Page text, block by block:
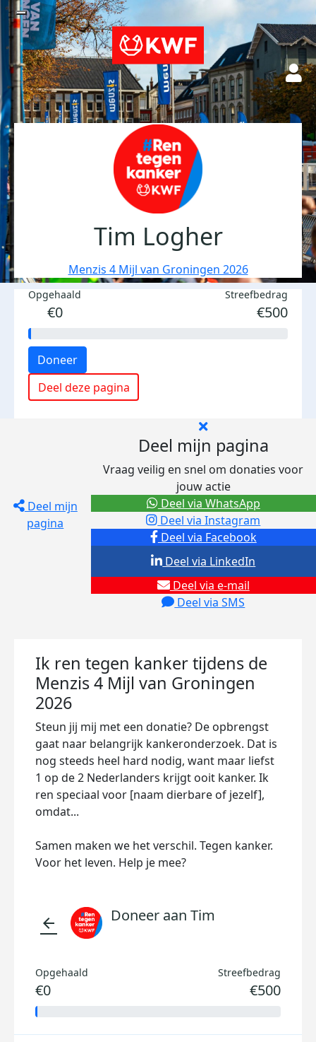
Tim Logher
Menzis 4 Mijl van Groningen 2026
Opgehaald
€0
Streefbedrag
€500
Doneer
Deel deze pagina
Deel mijn
pagina
Deel mijn pagina
Vraag veilig en snel om donaties voor
jouw actie
Deel via Facebook
Deel via Instagram
Deel via e-mail
Deel via SMS
Deel via LinkedIn
Deel via WhatsApp
Ik ren tegen kanker tijdens de
Menzis 4 Mijl van Groningen
2026
Steun jij mij met een donatie? De opbrengst
gaat naar belangrijk kankeronderzoek. Dat is
nog steeds heel hard nodig, want maar liefst
1 op de 2 Nederlanders krijgt ooit kanker. Ik
ren speciaal voor [naam dierbare of jezelf],
omdat...
Samen maken we het verschil. Tegen kanker.
Voor het leven. Help je mee?
arrow_back Doneer aan Tim
Opgehaald
€0
Streefbedrag
€500